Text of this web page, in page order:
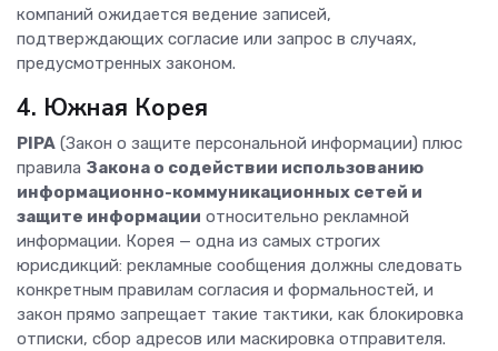
компаний ожидается ведение записей,
подтверждающих согласие или запрос в случаях,
предусмотренных законом.
4. Южная Корея
PIPA (Закон о защите персональной информации) плюс
правила Закона о содействии использованию
информационно-коммуникационных сетей и
защите информации относительно рекламной
информации. Корея — одна из самых строгих
юрисдикций: рекламные сообщения должны следовать
конкретным правилам согласия и формальностей, и
закон прямо запрещает такие тактики, как блокировка
отписки, сбор адресов или маскировка отправителя.